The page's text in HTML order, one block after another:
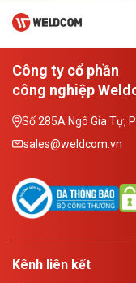
Công ty cổ phần
công nghiệp
Số 285A Ngô Gia Tự,
sales@weldcom.vn
Kênh liên kết